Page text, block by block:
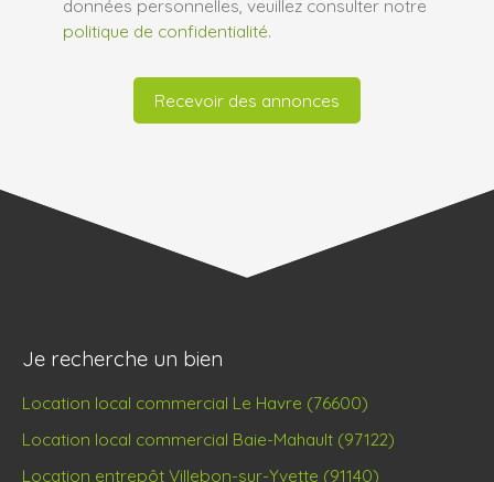
données personnelles, veuillez consulter notre
politique de confidentialité.
Recevoir des annonces
Je recherche un bien
Location local commercial Le Havre (76600)
Location local commercial Baie-Mahault (97122)
Location entrepôt Villebon-sur-Yvette (91140)